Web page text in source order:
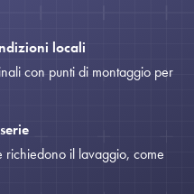
locali
con punti di montaggio per
il lavaggio, come